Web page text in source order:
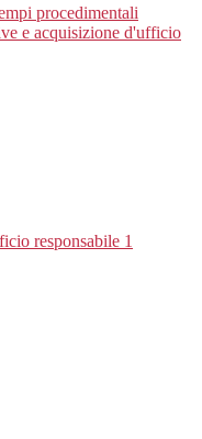
procedimentali
e acquisizione d'ufficio
responsabile 1